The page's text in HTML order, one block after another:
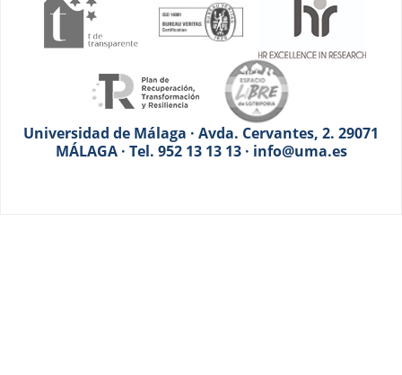
Universidad de Málaga · Avda. Cervantes, 2. 29071
MÁLAGA · Tel. 952 13 13 13 · info@uma.es